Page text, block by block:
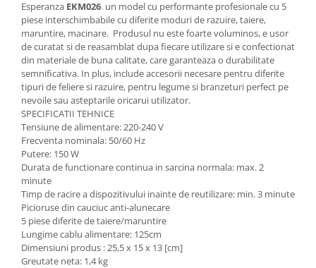
Esperanza EKM026 un model cu performante profesionale cu 5
piese interschimbabile cu diferite moduri de razuire, taiere,
maruntire, macinare. Produsul nu este foarte voluminos, e usor
de curatat si de reasamblat dupa fiecare utilizare si e confectionat
din materiale de buna calitate, care garanteaza o durabilitate
semnificativa. In plus, include accesorii necesare pentru diferite
tipuri de feliere si razuire, pentru legume si branzeturi perfect pe
nevoile sau asteptarile oricarui utilizator.
SPECIFICATII TEHNICE
Tensiune de alimentare: 220-240 V
Frecventa nominala: 50/60 Hz
Putere: 150 W
Durata de functionare continua in sarcina normala: max. 2
minute
Timp de racire a dispozitivului inainte de reutilizare: min. 3 minute
Picioruse din cauciuc anti-alunecare
5 piese diferite de taiere/maruntire
Lungime cablu alimentare: 125cm
Dimensiuni produs : 25,5 x 15 x 13 [cm]
Greutate neta: 1,4 kg